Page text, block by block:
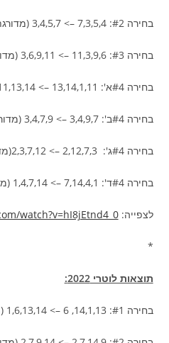
בחירה #2: 7,3,5,4 –> 3,4,5,7 (מדורגת #4)
בחירה #3: 11,3,9,6 –> 3,6,9,11 (מדורגת #5)
בחירה #4א': 13,14,1,11 –> 1,11,13,14 (מדורגת #3)
בחירה #4ב': 3,4,9,7 –> 3,4,7,9 (מדורגת #4)
בחירה #4ג': 2,12,7,3 –> 2,3,7,12(מדורגת #3)
בחירה #4ד': 7,14,4,1 –> 1,4,7,14 (מדורגת #2)
לצפייה:watch?v=hI8jEtnd4_0
*
תוצאות לוטרי 2022:
בחירה #1: 14,1,13, 6 –> 1,6,13,14 (מדורגת #2)